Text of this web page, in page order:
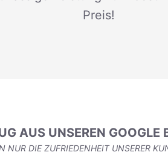
Preis!
AUS UNSEREN GOOGLE
NUR DIE ZUFRIEDENHEIT UNSERER